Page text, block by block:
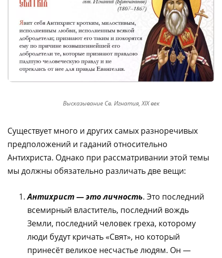
Высказывание Св. Игнатия, XIX век
Существует много и других самых разноречивых
предположений и гаданий относительно
Антихриста. Однако при рассматривании этой темы
мы должны обязательно различать две вещи:
Антихрист — это личность. Это последний
всемирный властитель, последний вождь
Земли, последний человек греха, которому
люди будут кричать «Свят», но который
принесёт великое несчастье людям. Он —